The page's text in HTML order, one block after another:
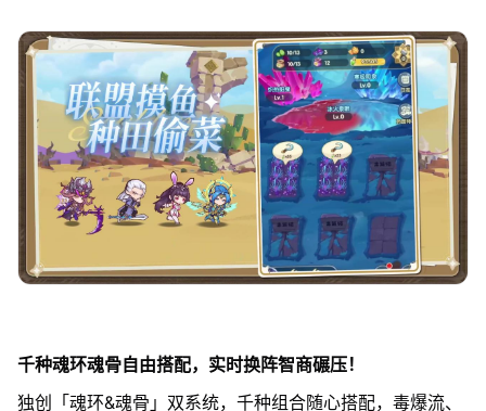
千种魂环魂骨自由搭配，实时换阵智商碾压！
独创「魂环&魂骨」双系统，千种组合随心搭配，毒爆流、